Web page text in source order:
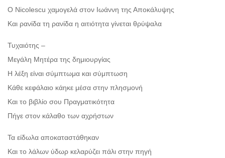
Ο Nicolescu χαμογελά στον Ιωάννη της Αποκάλυψης
Και ρανίδα τη ρανίδα η αιτιότητα γίνεται θρύψαλα
Τυχαιότης –
Μεγάλη Μητέρα της δημιουργίας
Η λέξη είναι σύμπτωμα και σύμπτωση
Κάθε κεφάλαιο κάηκε μέσα στην πλησμονή
Και το βιβλίο σου Πραγματικότητα
Πήγε στον κάλαθο των αχρήστων
Τα είδωλα αποκαταστάθηκαν
Και το λάλων ύδωρ κελαρύζει πάλι στην πηγή